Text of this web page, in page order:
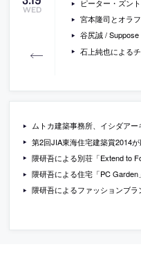
WED
ピーター・ズン
宮本隆司とオラファー
谷尻誠 / Suppose Design Officeとフ
石上純也によるチ
ムトカ建築事務所、イシダアーキテクツスタジオ、髙橋一平、遠藤秀平による建
第2回JIA東海住宅建築賞2014
隈研吾による別荘「Extend to
隈研吾による住宅「PC Garden
隈研吾によるファッションブランド